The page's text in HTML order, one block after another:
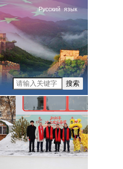
Русский язык
搜索